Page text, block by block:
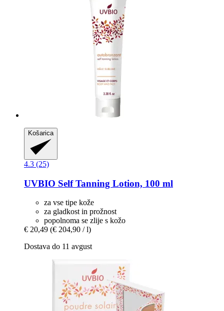
Košarica
4.3 (25)
UVBIO Self Tanning Lotion, 100 ml
za vse tipe kože
za gladkost in prožnost
popolnoma se zlije s kožo
€ 20,49 (€ 204,90 / l)
Dostava do 11 avgust